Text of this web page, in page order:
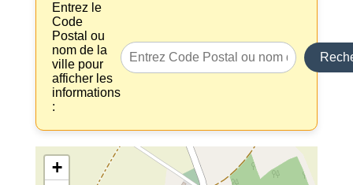
Entrez le
Code
Postal ou
nom de la
ville pour
afficher les
informations
:
+